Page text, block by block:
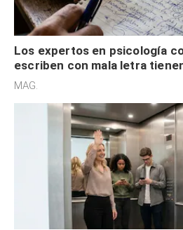
Los expertos en psicología
escriben con mala letra
acelerado y no lo hacen por
MAG.